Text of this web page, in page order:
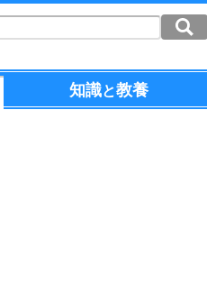
知識と教養